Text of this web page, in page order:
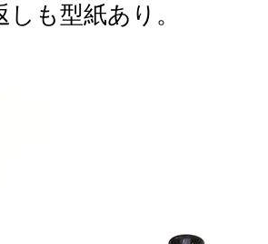
しも型紙あり。